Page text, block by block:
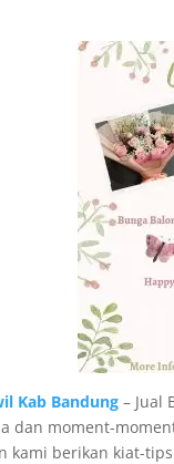
Kab Bandung – Jual
dan moment-
kami berikan kiat-